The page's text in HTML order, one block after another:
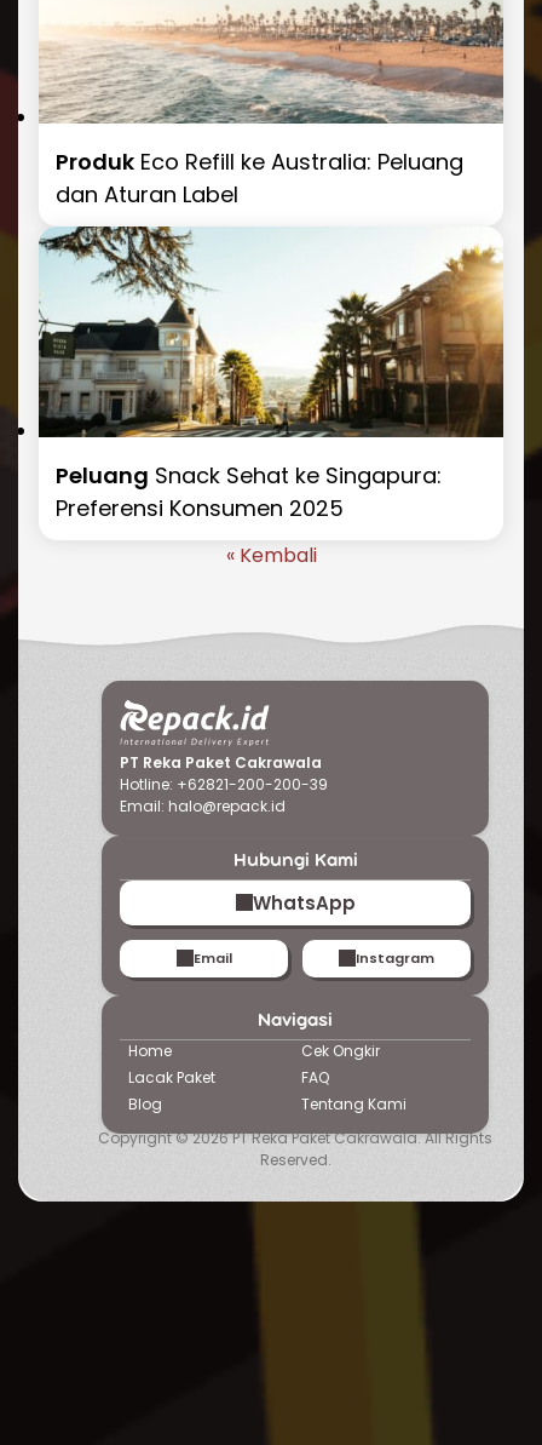
Produk Eco Refill ke Australia: Peluang
dan Aturan Label
Peluang Snack Sehat ke Singapura:
Preferensi Konsumen 2025
« Kembali
PT Reka Paket Cakrawala
Hotline: +62821-200-200-39
Email: halo@repack.id
Hubungi Kami
WhatsApp
Email Instagram
Navigasi
Home
Cek Ongkir
Lacak Paket
FAQ
Blog
Tentang Kami
Copyright © 2026 PT Reka Paket Cakrawala. All Rights
Reserved.